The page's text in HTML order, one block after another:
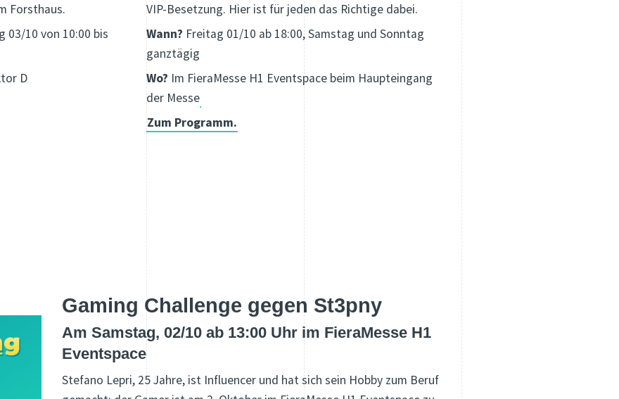
Forsthaus.
03/10 von 10:00 bis
D
VIP-Besetzung. Hier ist für jeden das Richtige dabei.
Wann? Freitag 01/10 ab 18:00, Samstag und Sonntag
ganztägig
Wo? Im FieraMesse H1 Eventspace beim Haupteingang
der Messe
Zum Programm.
Gaming Challenge gegen St3pny
Am Samstag, 02/10 ab 13:00 Uhr im FieraMesse H1
Eventspace
Stefano Lepri, 25 Jahre, ist Influencer und hat sich sein Hobby zum Beruf